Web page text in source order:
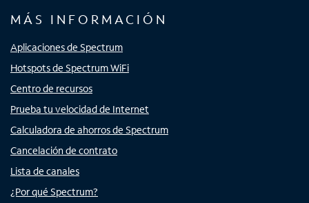
MÁS INFORMACIÓN
Aplicaciones de Spectrum
Hotspots de Spectrum WiFi
Centro de recursos
Prueba tu velocidad de Internet
Calculadora de ahorros de Spectrum
Cancelación de contrato
Lista de canales
¿Por qué Spectrum?